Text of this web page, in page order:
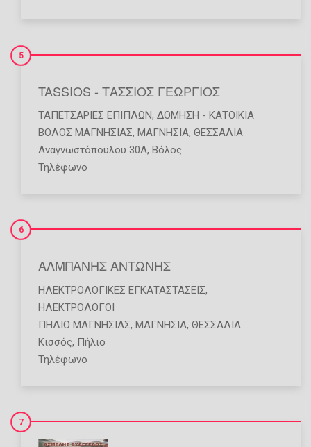
TASSIOS - ΤΑΣΣΙΟΣ ΓΕΩΡΓΙΟΣ
5
ΤΑΠΕΤΣΑΡΊΕΣ ΕΠΊΠΛΩΝ, ΔΌΜΗΣΗ - ΚΑΤΟΙΚΊΑ
ΒΟΛΟΣ ΜΑΓΝΗΣΙΑΣ, ΜΑΓΝΗΣΙΑ, ΘΕΣΣΑΛΙΑ
Αναγνωστόπουλου 30Α, Βόλος
Τηλέφωνο
ΑΛΜΠΑΝΗΣ ΑΝΤΩΝΗΣ
6
ΗΛΕΚΤΡΟΛΟΓΙΚΈΣ ΕΓΚΑΤΑΣΤΆΣΕΙΣ,
ΗΛΕΚΤΡΟΛΌΓΟΙ
ΠΗΛΙΟ ΜΑΓΝΗΣΙΑΣ, ΜΑΓΝΗΣΙΑ, ΘΕΣΣΑΛΙΑ
Κισσός, Πήλιο
Τηλέφωνο
7